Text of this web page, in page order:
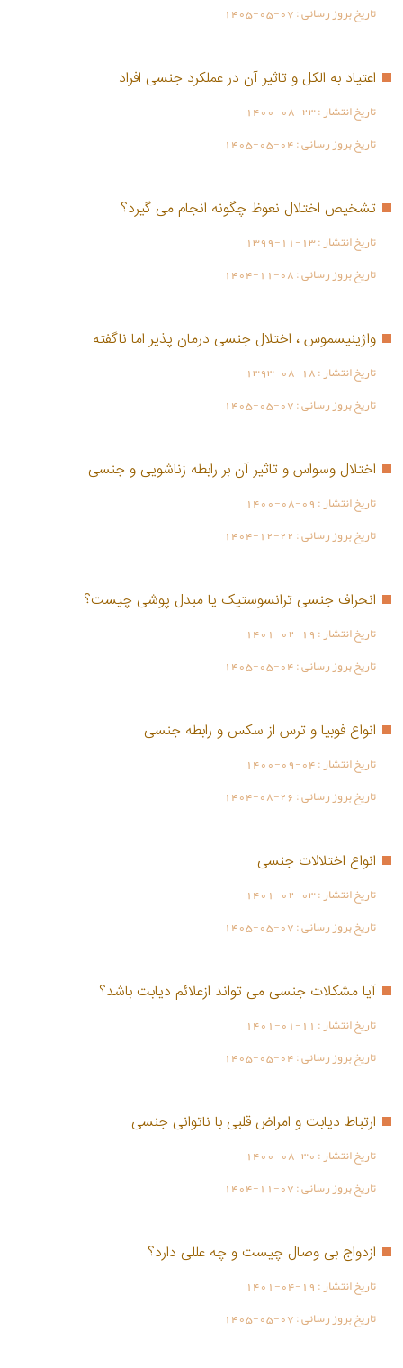
تاریخ بروز رسانی :1405-05-07
اعتیاد به الکل و تاثیر آن در عملکرد جنسی افراد
تاریخ انتشار :1400-08-23
تاریخ بروز رسانی :1405-05-04
تشخیص اختلال نعوظ چگونه انجام می گیرد؟
تاریخ انتشار :1399-11-13
تاریخ بروز رسانی :1404-11-08
واژینیسموس ، اختلال جنسی درمان پذیر اما ناگفته
تاریخ انتشار :1393-08-18
تاریخ بروز رسانی :1405-05-07
اختلال وسواس و تاثیر آن بر رابطه زناشویی و جنسی
تاریخ انتشار :1400-08-09
تاریخ بروز رسانی :1404-12-22
انحراف جنسی ترانسوستیک یا مبدل پوشی چیست؟
تاریخ انتشار :1401-02-19
تاریخ بروز رسانی :1405-05-04
انواع فوبیا و ترس از سکس و رابطه جنسی
تاریخ انتشار :1400-09-04
تاریخ بروز رسانی :1404-08-26
انواع اختلالات جنسی
تاریخ انتشار :1401-02-03
تاریخ بروز رسانی :1405-05-07
آیا مشکلات جنسی می تواند ازعلائم دیابت باشد؟
تاریخ انتشار : 1401-01-11
تاریخ بروز رسانی :1405-05-04
ارتباط دیابت و امراض قلبی با ناتوانی جنسی
تاریخ انتشار :1400-08-30
تاریخ بروز رسانی :1404-11-07
ازدواج بی وصال چیست و چه عللی دارد؟
تاریخ انتشار :1401-04-19
تاریخ بروز رسانی :1405-05-07